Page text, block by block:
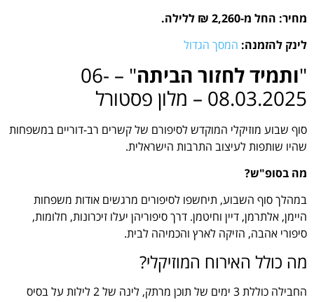
מחיר: החל מ-2,260 ₪ ללילה.
לינק להזמנה: המסך הגדול
"ותמיד לחזור הביתה
" – 06-
08.03.2025 – מלון פסטורל
סוף שבוע מוזיקלי המוקדש לסיפורם של קשרים רב-דוריים במשפחות
שהיו שותפות לעיצוב התרבות הישראלית.
מה בסופ"ש?
במהלך סוף השבוע, תיחשפו לסיפורים מרגשים אודות משפחות
היימן, אלתרמן, דיין וחיטמן. דרך סיפוריהן יעלו זיכרונות, חלומות,
סיפורי אהבה, הזיקה לארץ והכמיהה לבית.
מה כולל האירוח המוזיקלי?
החבילה כוללת 3 ימים של תוכן מרתק, לינה של 2 לילות על בסיס